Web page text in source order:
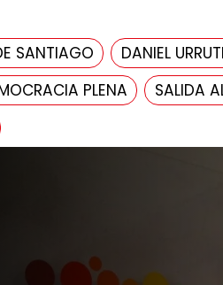
SANTIAGO
DANIEL
PLENA
SALIDA